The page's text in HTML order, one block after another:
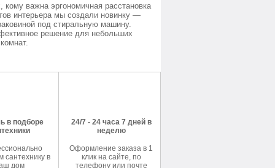
кому важна эргономичная расстановка
интерьера мы создали новинку —
под стиральную машину.
решение для небольших
в подборе
сантехнику в
дом
24/7 - 24 часа 7 дней в
неделю
Оформление заказа в 1
клик на сайте, по
телефону или почте